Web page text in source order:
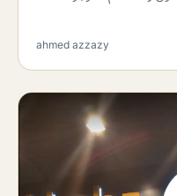
ahmed azzazy